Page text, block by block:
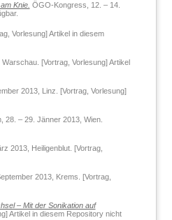
Knie. ÖGO-Kongress, 12. – 14.
Vorlesung] Artikel in diesem
[Vortrag, Vorlesung] Artikel
2013, Linz. [Vortrag, Vorlesung]
28. – 29. Jänner 2013, Wien.
2013, Heiligenblut. [Vortrag,
2013, Krems. [Vortrag,
– Mit der Sonikation auf
Artikel in diesem Repository nicht